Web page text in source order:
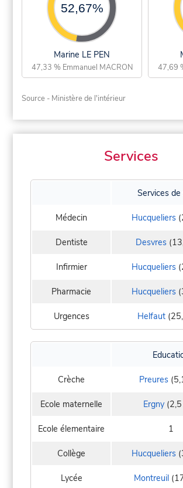
52,67%
Marine LE PEN
47,33 % Emmanuel MACRON 47,69
Source - Ministère de l'intérieur
Services
Services
Médecin Hucqueliers
Dentiste Desvres
Infirmier Hucqueliers
Pharmacie Hucqueliers
Urgences Helfaut
Crèche Preures
Ecole maternelle Ergny
Ecole élementaire 1
Collège Hucqueliers
Lycée Montreuil